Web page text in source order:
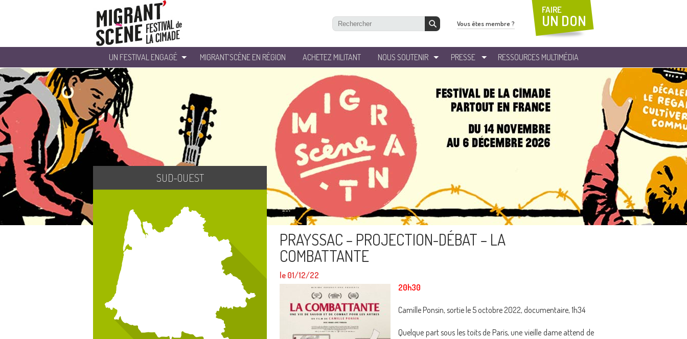
UN FESTIVAL ENGAGÉ MIGRANT’SCÈNE EN RÉGION ACHETEZ MILITANT NOUS SOUTENIR PRESSE RESSOURCES MULTIMÉDIA
Vous êtes membre ?
FAIRE
UN DON
PRAYSSAC – PROJECTION-DÉBAT – LA
COMBATTANTE
le 01/12/22
20h30
Camille Ponsin, sortie le 5 octobre 2022, documentaire, 1h34
Quelque part sous les toits de Paris, une vieille dame attend de
SUD-OUEST